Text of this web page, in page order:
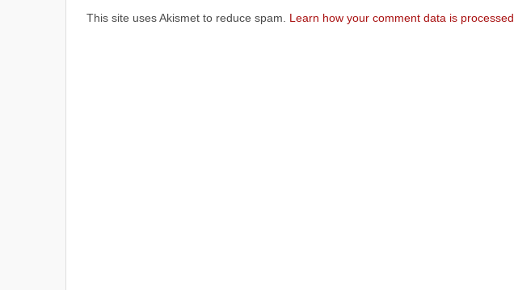
This site uses Akismet to reduce spam. Learn how your comment data is processed.